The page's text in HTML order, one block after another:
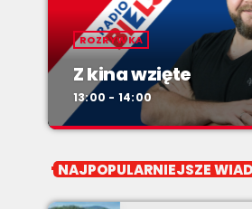
ROZRYWKA
Z kina wzięte
13:00 - 14:00
Z kina wzięte
NAJPOPULARNIEJSZE